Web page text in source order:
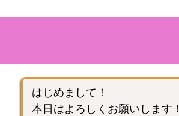
はじめまして！
本日はよろしくお願いします！